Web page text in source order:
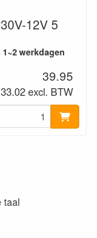
12V 5
werkdagen
39.95
33.02 excl. BTW
taal